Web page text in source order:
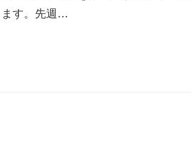
ます。先週…